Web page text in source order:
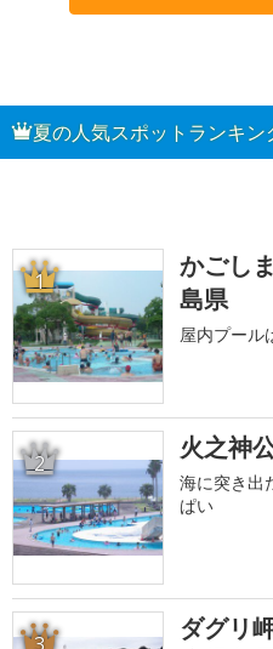
夏の人気スポットランキン
1
かごし
島県
屋内プール
2 火之神
海に突き出
ぱい
ダグリ